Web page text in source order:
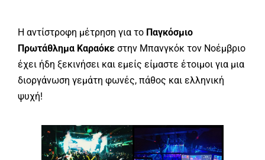
Η αντίστροφη μέτρηση για το Παγκόσμιο
Πρωτάθλημα Καραόκε στην Μπανγκόκ τον Νοέμβριο
έχει ήδη ξεκινήσει και εμείς είμαστε έτοιμοι για μια
διοργάνωση γεμάτη φωνές, πάθος και ελληνική
ψυχή!